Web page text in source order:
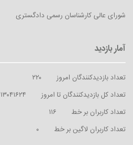
شورای عالی کارشناسان رسمی دادگستری
تعداد بازدیدکنندگان امروز
۲۲۰
تعداد کل بازدیدکنندگان تا امروز
۱۳۰۴۱۶۲۴
تعداد کاربران بر خط
۱۱۶
تعداد کاربران لاگین بر خط
۰